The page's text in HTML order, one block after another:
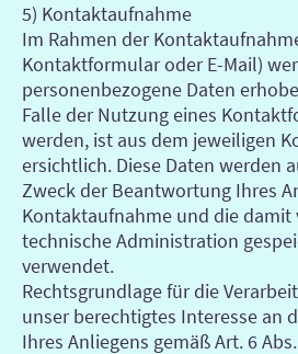
5) Kontaktaufnahme
Im Rahmen der
Kontaktformular oder E-Mail)
personenbezogene Daten
Falle der Nutzung eines
werden, ist aus dem jeweiligen
ersichtlich. Diese Daten werden
Zweck der Beantwortung Ihres
Kontaktaufnahme und die damit
technische Administration
verwendet.
Rechtsgrundlage für die
unser berechtigtes Interesse an
Ihres Anliegens gemäß Art. 6